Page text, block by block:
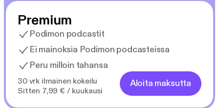
Premium
Podimon podcastit
Ei mainoksia Podimon podcasteissa
Peru milloin tahansa
30 vrk ilmainen kokeilu
Sitten 7,99 € / kuukausi
Aloita maksutta